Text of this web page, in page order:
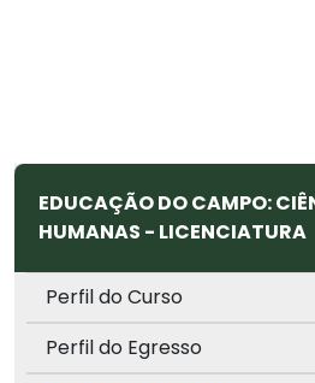
EDUCAÇÃO DO CAMPO:
HUMANAS - LICENCIATURA
Perfil do Curso
Perfil do Egresso